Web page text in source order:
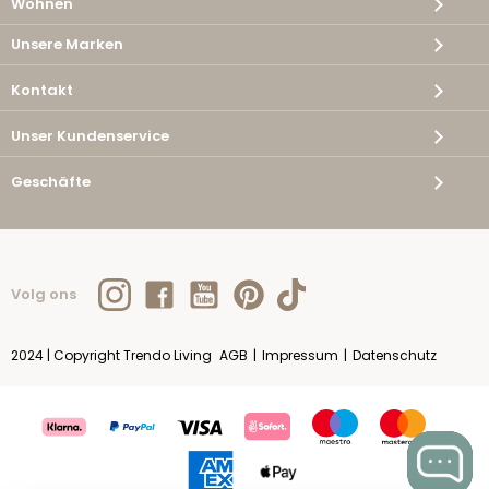
Unsere Marken
Kontakt
Unser Kundenservice
Geschäfte
Volg ons
2024 | Copyright Trendo Living AGB | Impressum | Datenschutz